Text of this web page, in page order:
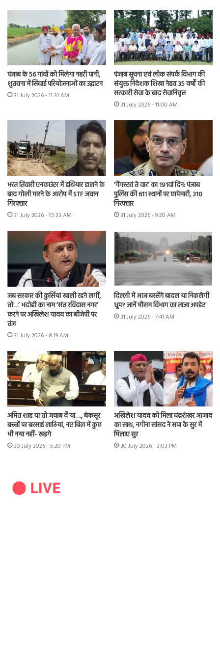
पंजाब के 56 गांवों को मिलेगा नहरी पानी,
शुतराना में सिंचाई परियोजनाओं का उद्घाटन
31 July 2026 - 11:31 AM
पंजाब सूचना एवं लोक संपर्क विभाग की
संयुक्त निदेशक शिखा नेहरा 35 वर्षों की
सरकारी सेवा के बाद सेवानिवृत्त
31 July 2026 - 11:00 AM
भरत तिवारी एनकाउंटर में हथियार डालने के
बाद गोली मारने के आरोप में STF जवान
गिरफ्तार
31 July 2026 - 10:33 AM
‘गैंगस्टरां ते वार’ का 191वां दिन: पंजाब
पुलिस की 611 स्थानों पर छापेमारी, 310
गिरफ्तार
31 July 2026 - 9:20 AM
जब सरकार की कुर्सियां खाली रहने लगीं,
तो…’ भदोही का नाम ‘संत रविदास नगर’
करने पर अखिलेश यादव का बीजेपी पर
तंज
31 July 2026 - 8:19 AM
दिल्ली में आज बरसेंगे बादल या निकलेगी
धूप? जानें मौसम विभाग का ताजा अपडेट
31 July 2026 - 7:41 AM
अमित शाह या तो जवाब दें या…., बेकसूर
बच्चों पर बरसाई लाठियां, नए बिल में कुछ
भी नया नहीं- खड़गे
30 July 2026 - 5:20 PM
अखिलेश यादव को मिला चंद्रशेखर आजाद
का साथ, नगीना सांसद ने सपा के सुर में
मिलाए सुर
30 July 2026 - 3:03 PM